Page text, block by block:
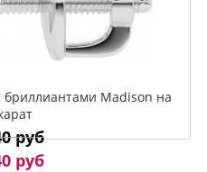
бриллиантами Madison на
руб
руб